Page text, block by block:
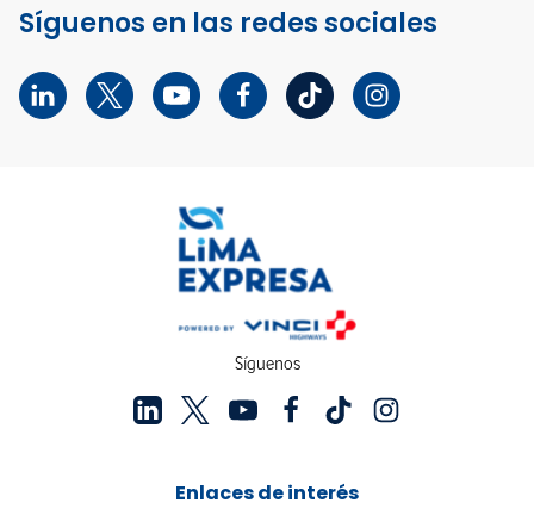
Síguenos en las redes sociales
Síguenos
Enlaces de interés